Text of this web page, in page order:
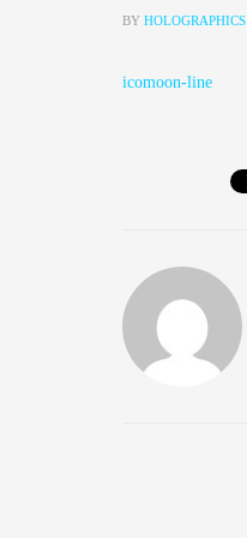
BY HOLOGRAPHICS
icomoon-line